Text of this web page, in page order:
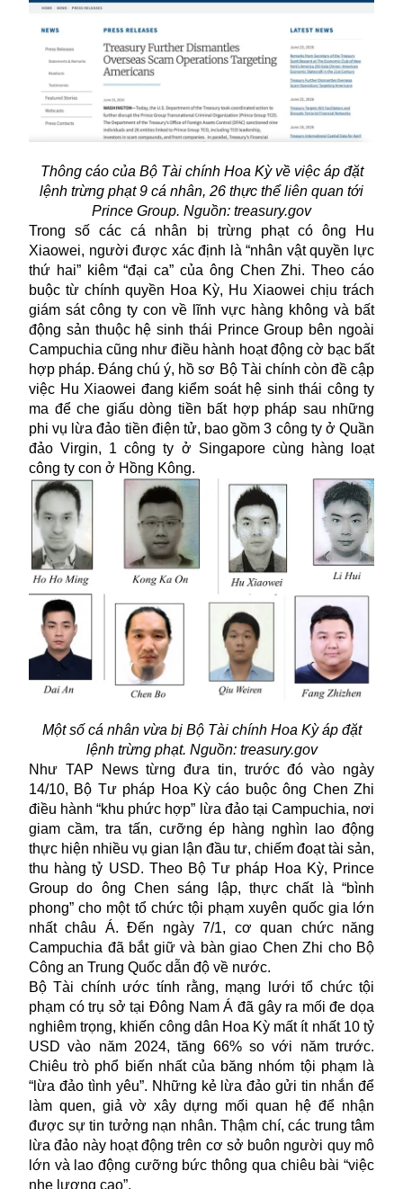
Thông cáo của Bộ Tài chính Hoa Kỳ về việc áp đặt
lệnh trừng phạt 9 cá nhân, 26 thực thể liên quan tới
Prince Group. Nguồn: treasury.gov
Trong số các cá nhân bị trừng phạt có ông Hu
Xiaowei, người được xác định là “nhân vật quyền lực
thứ hai” kiêm “đại ca” của ông Chen Zhi. Theo cáo
buộc từ chính quyền Hoa Kỳ, Hu Xiaowei chịu trách
giám sát công ty con về lĩnh vực hàng không và bất
động sản thuộc hệ sinh thái Prince Group bên ngoài
Campuchia cũng như điều hành hoạt động cờ bạc bất
hợp pháp. Đáng chú ý, hồ sơ Bộ Tài chính còn đề cập
việc Hu Xiaowei đang kiểm soát hệ sinh thái công ty
ma để che giấu dòng tiền bất hợp pháp sau những
phi vụ lừa đảo tiền điện tử, bao gồm 3 công ty ở Quần
đảo Virgin, 1 công ty ở Singapore cùng hàng loạt
công ty con ở Hồng Kông.
Một số cá nhân vừa bị Bộ Tài chính Hoa Kỳ áp đặt
lệnh trừng phạt. Nguồn: treasury.gov
Như TAP News từng đưa tin, trước đó vào ngày
14/10, Bộ Tư pháp Hoa Kỳ cáo buộc ông Chen Zhi
điều hành “khu phức hợp” lừa đảo tại Campuchia, nơi
giam cầm, tra tấn, cưỡng ép hàng nghìn lao động
thực hiện nhiều vụ gian lận đầu tư, chiếm đoạt tài sản,
thu hàng tỷ USD. Theo Bộ Tư pháp Hoa Kỳ, Prince
Group do ông Chen sáng lập, thực chất là “bình
phong” cho một tổ chức tội phạm xuyên quốc gia lớn
nhất châu Á. Đến ngày 7/1, cơ quan chức năng
Campuchia đã bắt giữ và bàn giao Chen Zhi cho Bộ
Công an Trung Quốc dẫn độ về nước.
Bộ Tài chính ước tính rằng, mạng lưới tổ chức tội
phạm có trụ sở tại Đông Nam Á đã gây ra mối đe dọa
nghiêm trọng, khiến công dân Hoa Kỳ mất ít nhất 10 tỷ
USD vào năm 2024, tăng 66% so với năm trước.
Chiêu trò phổ biến nhất của băng nhóm tội phạm là
“lừa đảo tình yêu”. Những kẻ lừa đảo gửi tin nhắn để
làm quen, giả vờ xây dựng mối quan hệ để nhận
được sự tin tưởng nạn nhân. Thậm chí, các trung tâm
lừa đảo này hoạt động trên cơ sở buôn người quy mô
lớn và lao động cưỡng bức thông qua chiêu bài “việc
nhẹ lương cao”.